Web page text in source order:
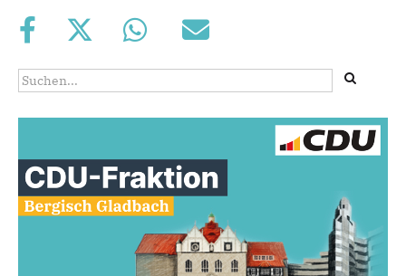
Suchformular
Suche